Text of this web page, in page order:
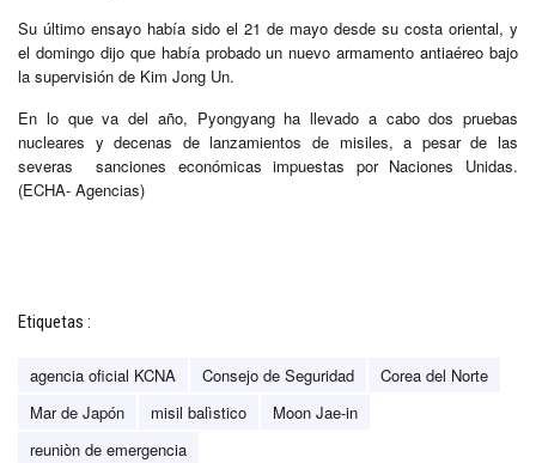
Su último ensayo había sido el 21 de mayo desde su costa oriental, y
el domingo dijo que había probado un nuevo armamento antiaéreo bajo
la supervisión de Kim Jong Un.
En lo que va del año, Pyongyang ha llevado a cabo dos pruebas
nucleares y decenas de lanzamientos de misiles, a pesar de las
severas sanciones económicas impuestas por Naciones Unidas.
(ECHA- Agencias)
Etiquetas :
agencia oficial KCNA Consejo de Seguridad
Corea del Norte
Mar de Japón
misil balìstico
Moon Jae-in
reuniòn de emergencia